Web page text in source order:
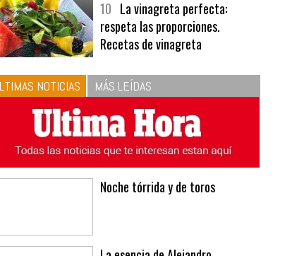
bavarois, tres recetas de premio |
Recetas y menús
respeta las proporciones.
Recetas de vinagreta
ÚLTIMAS NOTICIAS MÁS LEÍDAS